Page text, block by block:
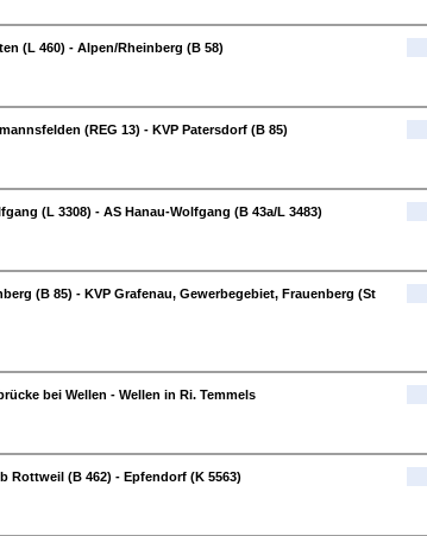
(L 460) - Alpen/Rheinberg (B 58)
(REG 13) - KVP Patersdorf (B 85)
(L 3308) - AS Hanau-Wolfgang (B 43a/L 3483)
(B 85) - KVP Grafenau, Gewerbegebiet, Frauenberg (St
bei Wellen - Wellen in Ri. Temmels
Rottweil (B 462) - Epfendorf (K 5563)